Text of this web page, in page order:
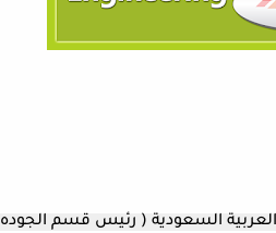
السعودية ( رئيس قسم